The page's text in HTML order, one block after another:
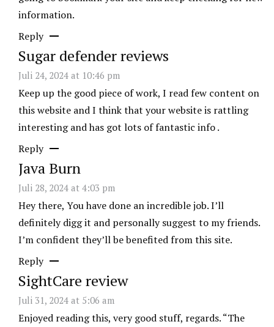
information.
Reply
Sugar defender reviews
Juli 24, 2024 at 10:46 pm
Keep up the good piece of work, I read few content on
this website and I think that your website is rattling
interesting and has got lots of fantastic info .
Reply
Java Burn
Juli 28, 2024 at 4:03 pm
Hey there, You have done an incredible job. I’ll
definitely digg it and personally suggest to my friends.
I’m confident they’ll be benefited from this site.
Reply
SightCare review
Juli 31, 2024 at 5:06 am
Enjoyed reading this, very good stuff, regards. “The